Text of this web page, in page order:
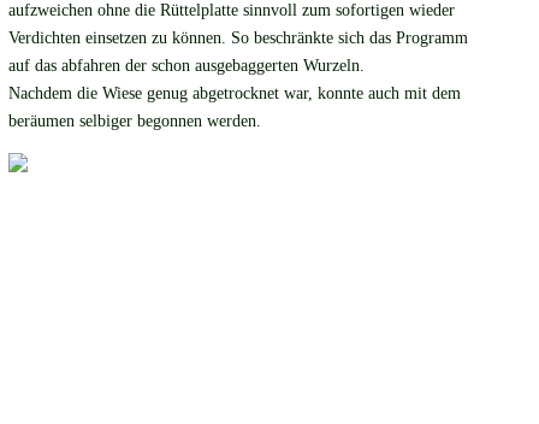
aufzweichen ohne die Rüttelplatte sinnvoll zum sofortigen wieder
Verdichten einsetzen zu können. So beschränkte sich das Programm
auf das abfahren der schon ausgebaggerten Wurzeln.
Nachdem die Wiese genug abgetrocknet war, konnte auch mit dem
beräumen selbiger begonnen werden.